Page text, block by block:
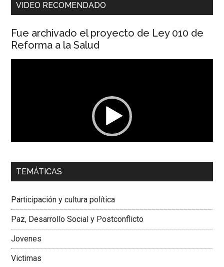
VIDEO RECOMENDADO
Fue archivado el proyecto de Ley 010 de
Reforma a la Salud
00:00 01:04
Dra. Carolina Corcho Mejía,Presidenta Corporación
Colombiana
TEMÁTICAS
Participación y cultura política
Paz, Desarrollo Social y Postconflicto
Jovenes
Victimas